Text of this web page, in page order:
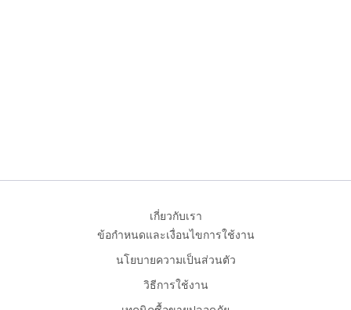
เกี่ยวกับเรา
ข้อกำหนดและเงื่อนไขการใช้งาน
นโยบายความเป็นส่วนตัว
วิธีการใช้งาน